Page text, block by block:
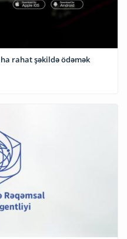
rahat şəkildə ödəmək